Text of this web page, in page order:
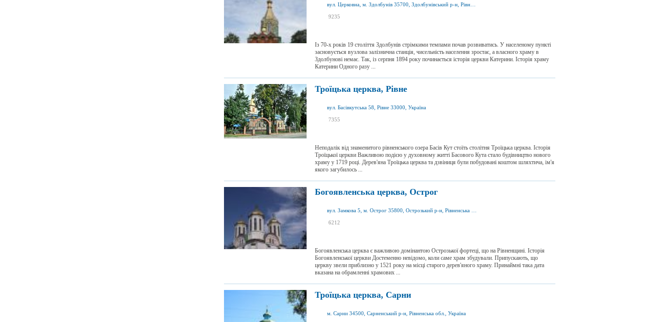
9235
Із 70-х років 19 століття Здолбунів стрімкими темпами почав розвиватись. У населеному пункті
засновується вузлова залізнична станція, чисельність населення зростає, а власного храму в
Здолбунові немає. Так, із серпня 1894 року починається історія церкви Катерини. Історія храму
Катерини Одного разу ...
Троїцька церква, Рівне
вул. Басівкутська 58, Рівне 33000, Україна
7355
Неподалік від знаменитого рівненського озера Басів Кут стоїть столітня Троїцька церква. Історія
Троїцької церкви Важливою подією у духовному житті Басового Кута стало будівництво нового
храму у 1719 році. Дерев'яна Троїцька церква та дзвіниця були побудовані коштом шляхтича, ім'я
якого загубилось ...
Богоявленська церква, Острог
6212
Богоявленська церква є важливою домінантою Острозької фортеці, що на Рівненщині. Історія
Богоявленської церкви Достеменно невідомо, коли саме храм збудували. Припускають, що
церкву звели приблизно у 1521 року на місці старого дерев'яного храму. Принаймні така дата
вказана на обрамленні храмових ...
Троїцька церква, Сарни
м. Сарни 34500, Сарненський р-н, Рівненська обл., Україна